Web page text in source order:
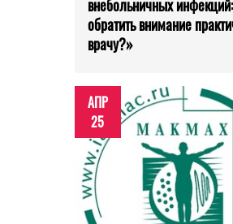
внебольничных
обратить внимание
врачу?»
АПР
25